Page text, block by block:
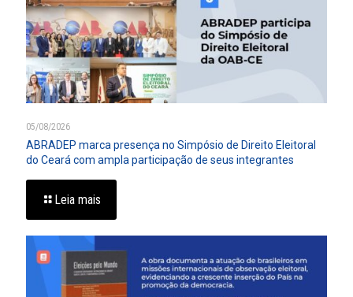
05/08/2026
ABRADEP marca presença no Simpósio de Direito Eleitoral
do Ceará com ampla participação de seus integrantes
Leia mais